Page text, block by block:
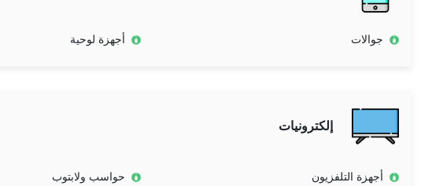
جوالات أجهزة لوحية
إلكترونيات
أجهزة التلفزيون حواسب ولابتوب